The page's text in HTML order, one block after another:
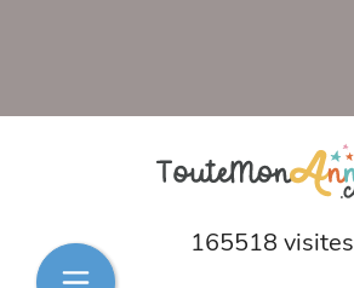
165518 visites